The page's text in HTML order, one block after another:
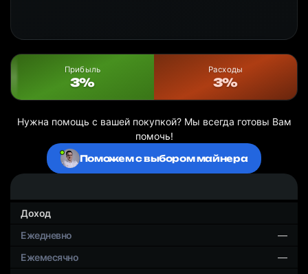
Прибыль
3%
Расходы
3%
Нужна помощь с вашей покупкой? Мы всегда готовы Вам
помочь!
Поможем с выбором майнера
Доход
—
—